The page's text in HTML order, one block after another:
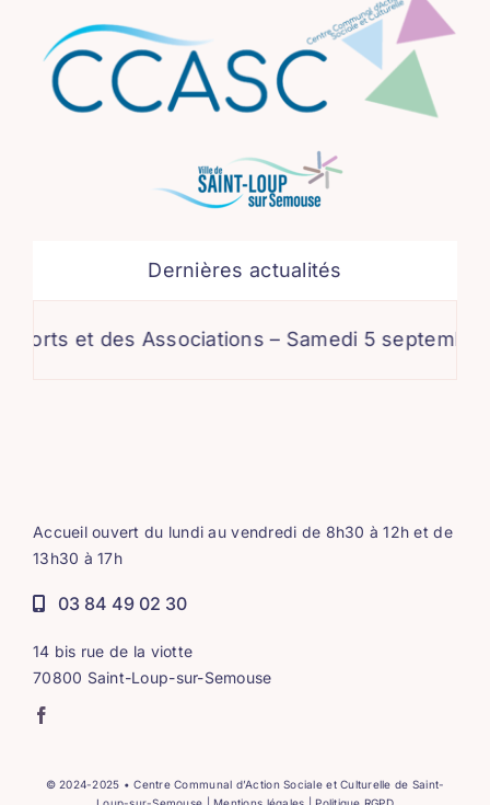
Dernières actualités
et des Associations – Samedi 5 septembre
Accueil ouvert du lundi au vendredi de 8h30 à 12h et de
13h30 à 17h
03 84 49 02 30
14 bis rue de la viotte
70800 Saint-Loup-sur-Semouse
© 2024-2025 • Centre Communal d’Action Sociale et Culturelle de Saint-